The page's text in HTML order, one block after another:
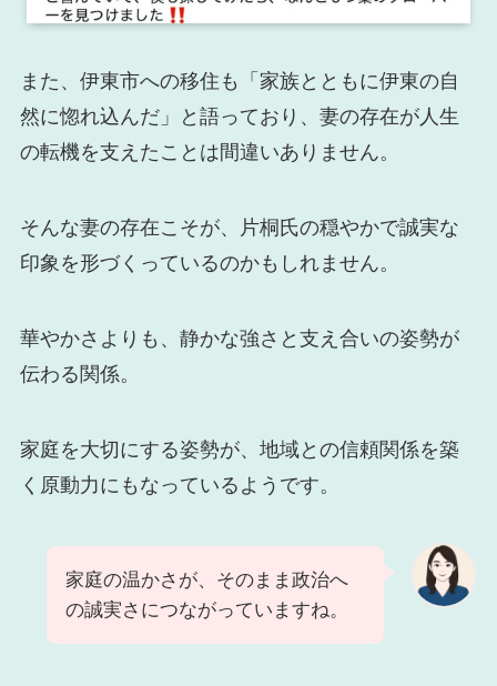
また、伊東市への移住も「家族とともに伊東の自
然に惚れ込んだ」と語っており、妻の存在が人生
の転機を支えたことは間違いありません。
そんな妻の存在こそが、片桐氏の穏やかで誠実な
印象を形づくっているのかもしれません。
華やかさよりも、静かな強さと支え合いの姿勢が
伝わる関係。
家庭を大切にする姿勢が、地域との信頼関係を築
く原動力にもなっているようです。
家庭の温かさが、そのまま政治へ
の誠実さにつながっていますね。